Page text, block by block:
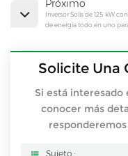
Próximo
Inversor Solis de 125 kW
de energía todo en uno
Solicite Una
Si está interesado
conocer más
Sujeto :